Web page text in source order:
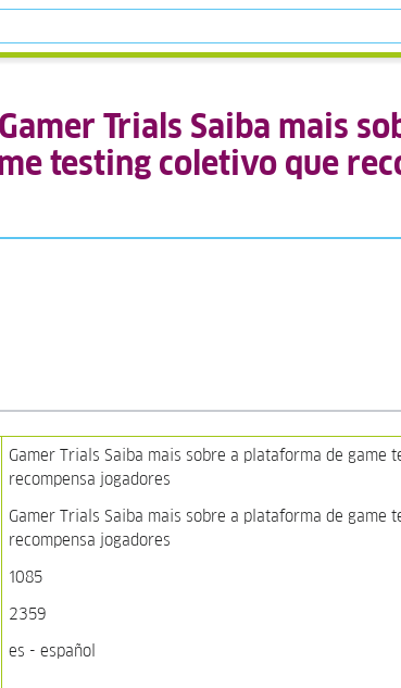
Trials Saiba mais
testing coletivo que
Gamer Trials Saiba mais sobre a plataforma de game
recompensa jogadores
Gamer Trials Saiba mais sobre a plataforma de game
recompensa jogadores
1085
2359
es - español